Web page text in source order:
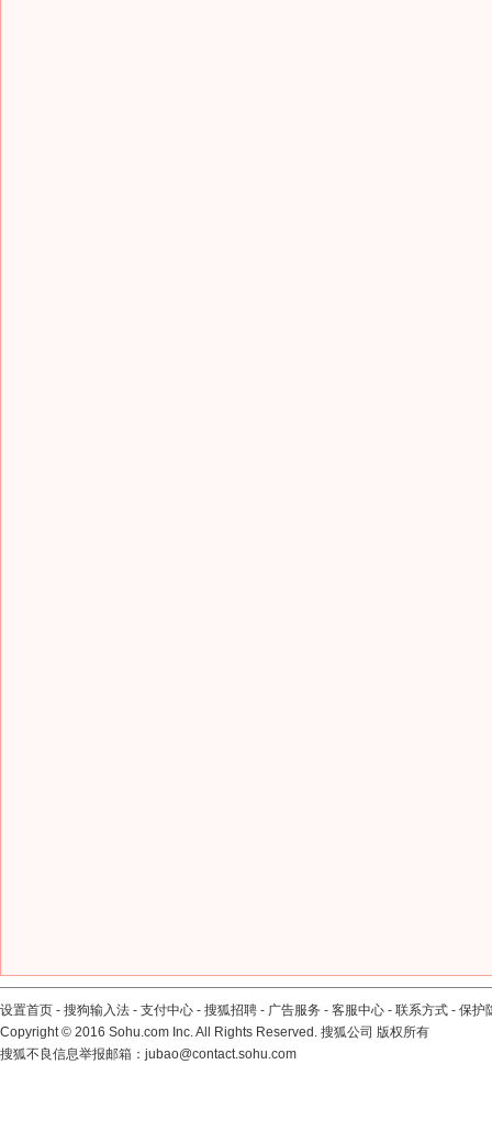
设置首页 - 搜狗输入法 - 支付中心 - 搜狐招聘 - 广告服务 - 客服中心 - 联系方式 - 保护
Copyright© 2016 Sohu.com Inc. All Rights Reserved. 搜狐公司 版权所有
搜狐不良信息举报邮箱： jubao@contact.sohu.com